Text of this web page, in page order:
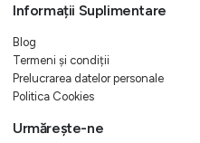
Informații Suplimentare
Blog
Termeni și condiții
Prelucrarea datelor personale
Politica Cookies
Urmărește-ne